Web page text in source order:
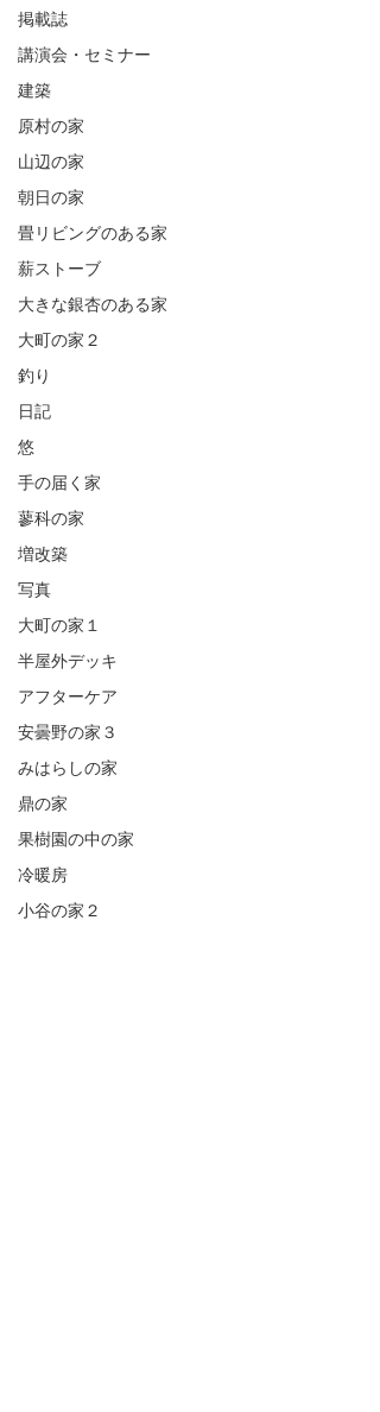
掲載誌
講演会・セミナー
建築
原村の家
山辺の家
朝日の家
畳リビングのある家
薪ストーブ
大きな銀杏のある家
大町の家２
釣り
日記
悠
手の届く家
蓼科の家
増改築
写真
大町の家１
半屋外デッキ
アフターケア
安曇野の家３
みはらしの家
鼎の家
果樹園の中の家
冷暖房
小谷の家２